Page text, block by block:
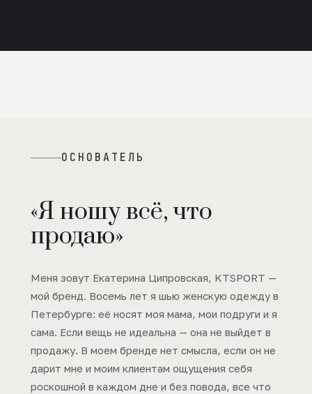
ОСНОВАТЕЛЬ
«Я ношу всё, что
продаю»
Меня зовут Екатерина Ципровская, KTSPORT —
мой бренд. Восемь лет я шью женскую одежду в
Петербурге: её носят моя мама, мои подруги и я
сама. Если вещь не идеальна — она не выйдет в
продажу. В моем бренде нет смысла, если он не
дарит мне и моим клиентам ощущения себя
роскошной в каждом дне и без повода, все что